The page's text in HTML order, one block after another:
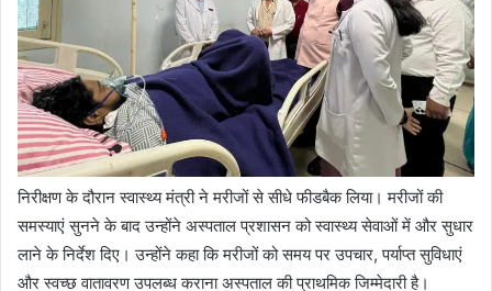
निरीक्षण के दौरान स्वास्थ्य मंत्री ने मरीजों से सीधे फीडबैक लिया। मरीजों की
समस्याएं सुनने के बाद उन्होंने अस्पताल प्रशासन को स्वास्थ्य सेवाओं में और सुधार
लाने के निर्देश दिए। उन्होंने कहा कि मरीजों को समय पर उपचार, पर्याप्त सुविधाएं
और स्वच्छ वातावरण उपलब्ध कराना अस्पताल की प्राथमिक जिम्मेदारी है।